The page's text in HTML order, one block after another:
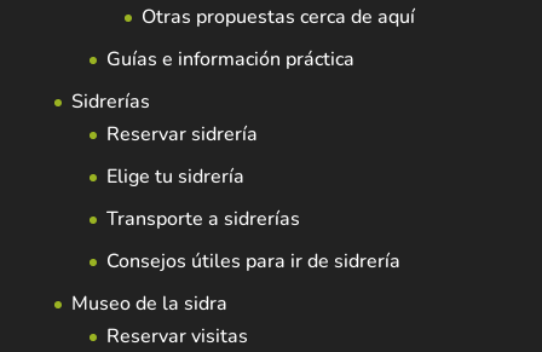
Otras propuestas cerca de aquí
Guías e información práctica
Sidrerías
Reservar sidrería
Elige tu sidrería
Transporte a sidrerías
Consejos útiles para ir de sidrería
Museo de la sidra
Reservar visitas